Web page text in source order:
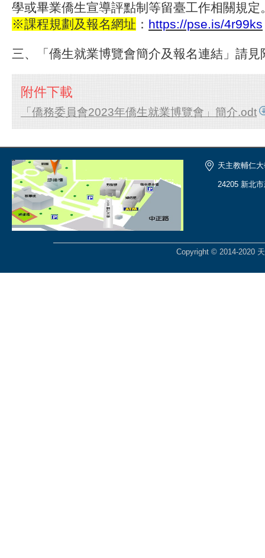
學或畢業僑生宣導評點制等留臺工作相關規定
※課程規劃及報名網址 ： https://pse.is/4r99ks
三、「僑生就業博覽會簡介及報名連結」請見
附件下載
「僑務委員會2023年僑生就業博覽會」簡介.odt
天主教輔仁
24205 新北
Copyright © 2014-2020